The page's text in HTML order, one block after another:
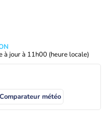
à jour à 11h00 (heure locale)
Comparateur météo